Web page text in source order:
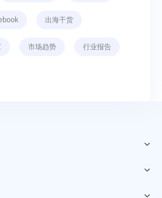
出海干货
市场趋势 行业报告


